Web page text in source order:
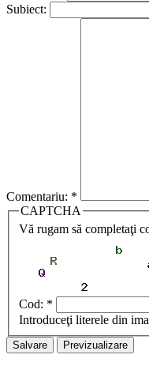
Subiect:
Comentariu: *
CAPTCHA
Vă rugam să completaţi
Cod: *
Introduceţi literele din